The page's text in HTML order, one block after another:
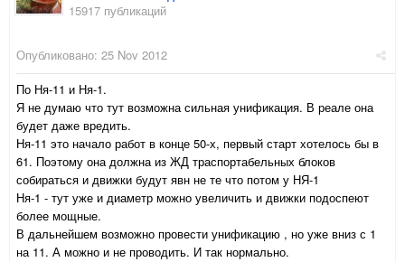
15917 публикаций
Опубликовано: 25 Nov 2012
По Ня-11 и Ня-1.
Я не думаю что тут возможна сильная унификация. В реале она
будет даже вредить.
Ня-11 это начало работ в конце 50-х, первый старт хотелось бы в
61. Поэтому она должна из ЖД траспортабельных блоков
собираться и движки будут явн не те что потом у НЯ-1
Ня-1 - тут уже и диаметр можно увеличить и движки подоспеют
более мощные.
В дальнейшем возможно провести унификацию , но уже вниз с 1
на 11. А можно и не проводить. И так нормально.